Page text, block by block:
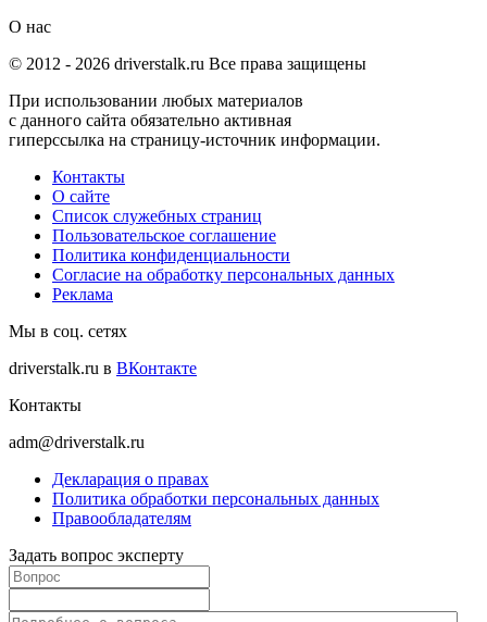
О нас
© 2012 - 2026 driverstalk.ru Все права защищены
При использовании любых материалов
с данного сайта обязательно активная
гиперссылка на страницу-источник информации.
Контакты
О сайте
Список служебных страниц
Пользовательское соглашение
Политика конфиденциальности
Согласие на обработку персональных данных
Реклама
Мы в соц. сетях
driverstalk.ru в ВКонтакте
Контакты
adm@driverstalk.ru
Декларация о правах
Политика обработки персональных данных
Правообладателям
Задать вопрос эксперту